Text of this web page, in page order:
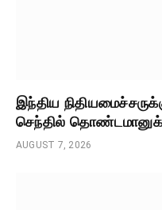
இந்திய
செந்தில்
AUGUST 7, 2026